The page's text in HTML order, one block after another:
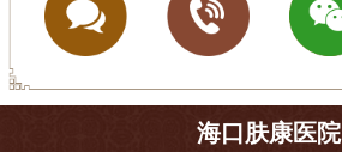
海口肤康医院